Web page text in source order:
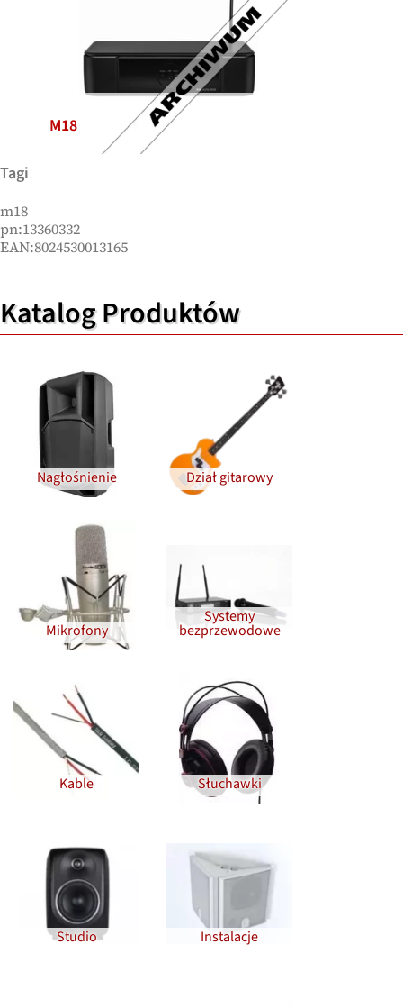
M18
Tagi
m18
pn:13360332
EAN:8024530013165
Katalog Produktów
Nagłośnienie Dział gitarowy
Mikrofony
Systemy
bezprzewodowe
Kable Słuchawki
Studio Instalacje